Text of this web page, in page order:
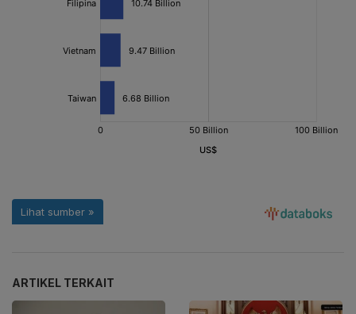
ARTIKEL TERKAIT